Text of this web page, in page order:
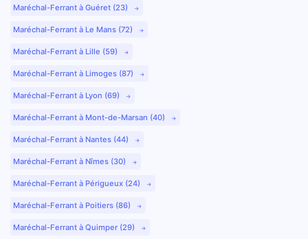
Maréchal-Ferrant à Guéret (23)
Maréchal-Ferrant à Le Mans (72)
Maréchal-Ferrant à Lille (59)
Maréchal-Ferrant à Limoges (87)
Maréchal-Ferrant à Lyon (69)
Maréchal-Ferrant à Mont-de-Marsan (40)
Maréchal-Ferrant à Nantes (44)
Maréchal-Ferrant à Nîmes (30)
Maréchal-Ferrant à Périgueux (24)
Maréchal-Ferrant à Poitiers (86)
Maréchal-Ferrant à Quimper (29)